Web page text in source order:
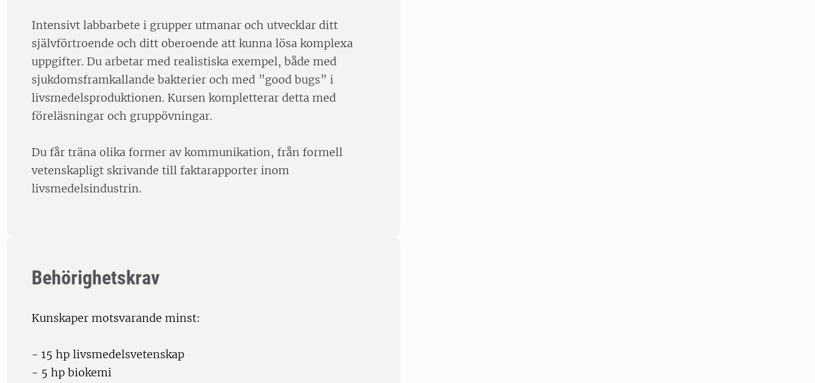
Intensivt labbarbete i grupper utmanar och utvecklar ditt
självförtroende och ditt oberoende att kunna lösa komplexa
uppgifter. Du arbetar med realistiska exempel, både med
sjukdomsframkallande bakterier och med ”good bugs” i
livsmedelsproduktionen. Kursen kompletterar detta med
föreläsningar och gruppövningar.
Du får träna olika former av kommunikation, från formell
vetenskapligt skrivande till faktarapporter inom
livsmedelsindustrin.
Behörighetskrav
Kunskaper motsvarande minst:
- 15 hp livsmedelsvetenskap
- 5 hp biokemi